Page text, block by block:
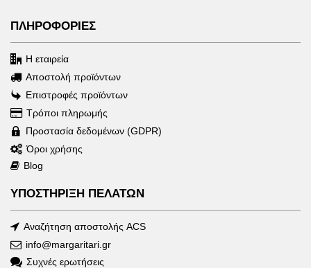
ΠΛΗΡΟΦΟΡΙΕΣ
Η εταιρεία
Αποστολή προϊόντων
Επιστροφές προϊόντων
Τρόποι πληρωμής
Προστασία δεδομένων (GDPR)
Όροι χρήσης
Blog
ΥΠΟΣΤΗΡΙΞΗ ΠΕΛΑΤΩΝ
Αναζήτηση αποστολής ACS
info@margaritari.gr
Συχνές ερωτήσεις